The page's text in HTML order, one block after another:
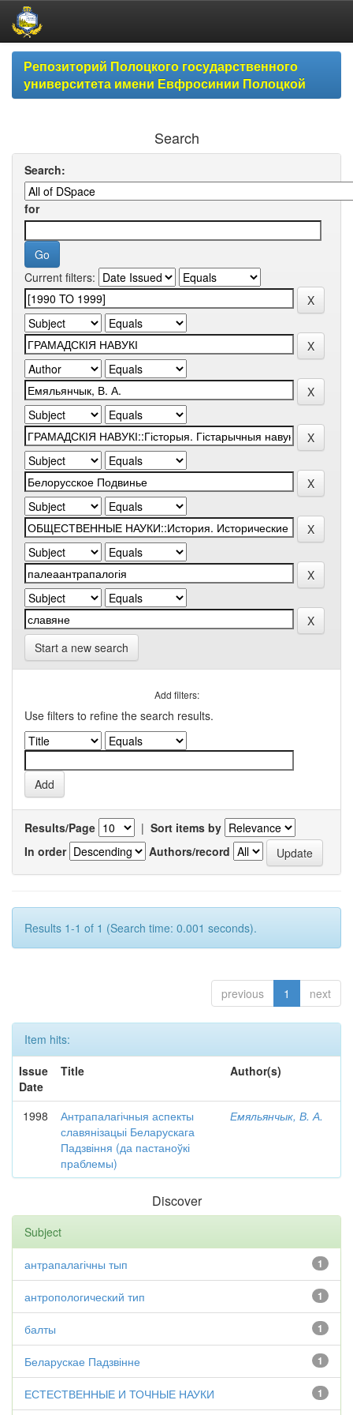
Skip
navigationРепозиторий Полоцкого государственного
университета имени Евфросинии Полоцкой
Search
Search:
for
Current filters:
Start a new search
Add filters:
Use filters to refine the search results.
Results/Page | Sort items by
In order
Authors/record
Results 1-1 of 1 (Search time: 0.001 seconds).
previous 1 next
Item hits:
Issue
Date
Title Author(s)
1998
Антрапалагічныя аспекты
славянізацыі Беларускага
Падзвіння (да пастаноўкі
праблемы)
Емяльянчык, В. А.
Discover
Subject
1
антрапалагічны тып
1
антропологический тип
1
балты
1
Беларускае Падзвінне
1
ЕСТЕСТВЕННЫЕ И ТОЧНЫЕ НАУКИ